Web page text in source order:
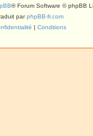
® Forum Software © phpBB
parphpBB-fr.com
| Conditions